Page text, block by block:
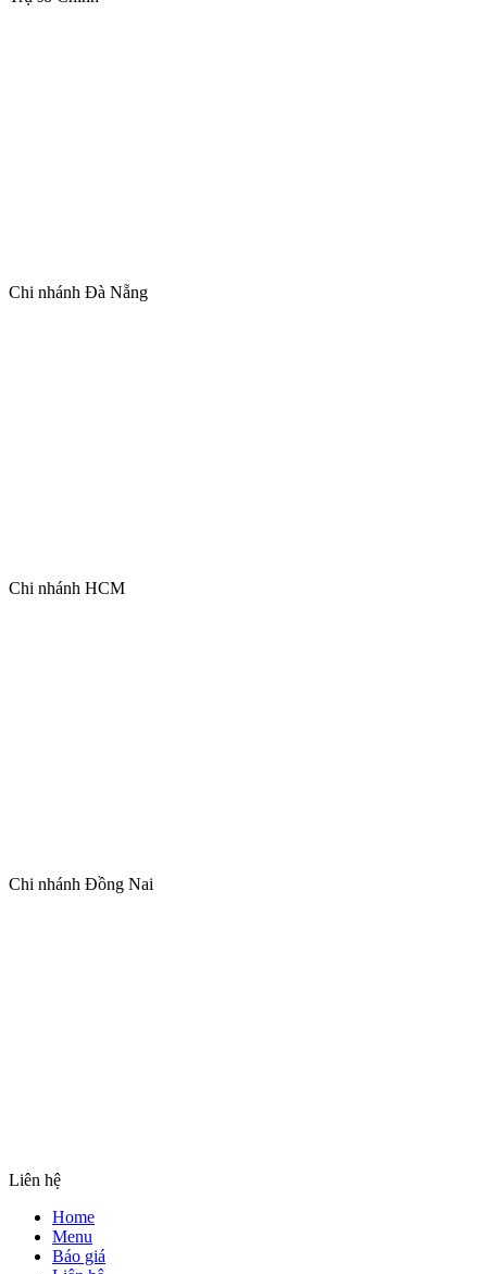
Chi nhánh Đà Nẵng
Chi nhánh HCM
Chi nhánh Đồng Nai
Liên hệ
Home
Menu
Báo giá